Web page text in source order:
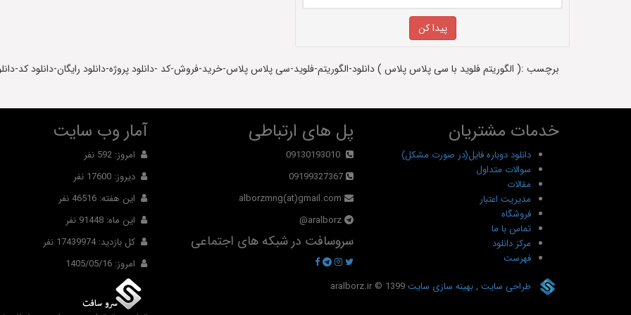
برچسب :( الگوریتم فلوید با سی پلاس پلاس ) دانلود-الگوریتم-فلوید-سی پلاس پلاس-خرید-فروش-کد -دانلود پروژه-دانلود رایگان-دانلود کد-
خدمات مشتریان
دانلود دوباره فایل(در صورت مشکل)
سوالات متداول
مقالات
مدیریت اعتبار
فروشگاه
تماس با ما
مرکز دانلود
فهرست
پل های ارتباطی
09130193010
09199327367
alborzmng(at)gmail.com
aralborz@
سروسافت در شبکه های اجتماعی
آمار وب سایت
امروز: 592 نفر
دیروز: 17600 نفر
این هفته: 46516 نفر
این ماه: 91448 نفر
کل بازدید: 17439974 نفر
امروز: 1405/05/16
طراحی سایت ,بهینه سازی سایت aralborz.ir © 1399